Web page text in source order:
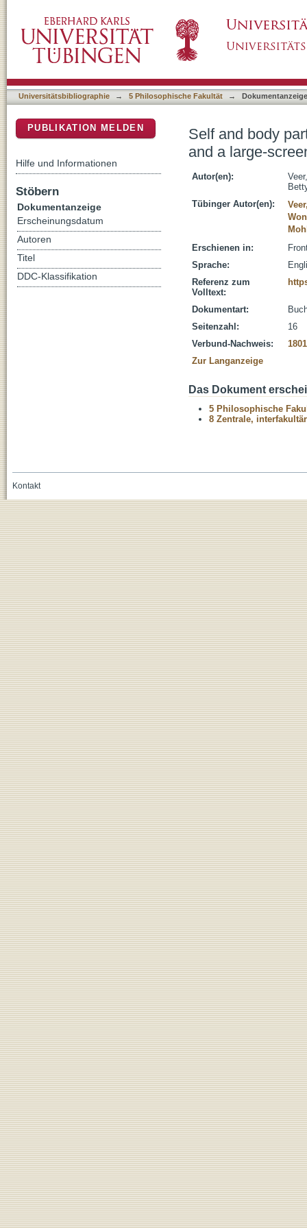
immersive display
Universitätsbibliographie → 5 Philosophische Fakultät → Dokumentanzeige
Self and body
and a large-
Autor(en):
Tübinger Autor(en):
Erschienen in:
Sprache:
Referenz zum
Volltext:
Dokumentart:
Seitenzahl:
16
Verbund-Nachweis:
Zur Langanzeige
Das Dokument
5 Philosophische
8 Zentrale,
PUBLIKATION MELDEN
Hilfe und Informationen
Stöbern
Dokumentanzeige
Erscheinungsdatum
Autoren
Titel
DDC-Klassifikation
Kontakt